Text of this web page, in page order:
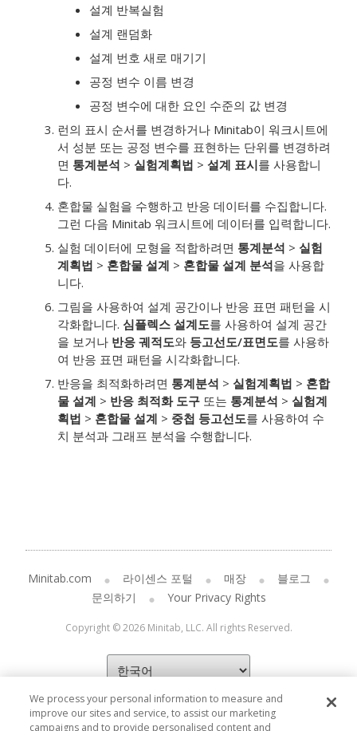
설계 반복실험
설계 랜덤화
설계 번호 새로 매기기
공정 변수 이름 변경
공정 변수에 대한 요인 수준의 값 변경
런의 표시 순서를 변경하거나 Minitab이 워크시트에
서 성분 또는 공정 변수를 표현하는 단위를 변경하려
면 통계분석 > 실험계획법 > 설계 표시를 사용합니
다.
혼합물 실험을 수행하고 반응 데이터를 수집합니다.
그런 다음 Minitab 워크시트에 데이터를 입력합니다.
실험 데이터에 모형을 적합하려면 통계분석 > 실험
계획법 > 혼합물 설계 > 혼합물 설계 분석을 사용합
니다.
그림을 사용하여 설계 공간이나 반응 표면 패턴을 시
각화합니다. 심플렉스 설계도를 사용하여 설계 공간
을 보거나 반응 궤적도와 등고선도/표면도를 사용하
여 반응 표면 패턴을 시각화합니다.
반응을 최적화하려면 통계분석 > 실험계획법 > 혼합
물 설계 > 반응 최적화 도구 또는 통계분석 > 실험계
획법 > 혼합물 설계 > 중첩 등고선도를 사용하여 수
치 분석과 그래프 분석을 수행합니다.
Minitab.com 라이센스 포털 매장
블로그
문의하기
Your Privacy Rights
Copyright © 2026 Minitab, LLC. All rights Reserved.
We process your personal information to measure and
improve our sites and service, to assist our marketing
campaigns and to provide personalised content and